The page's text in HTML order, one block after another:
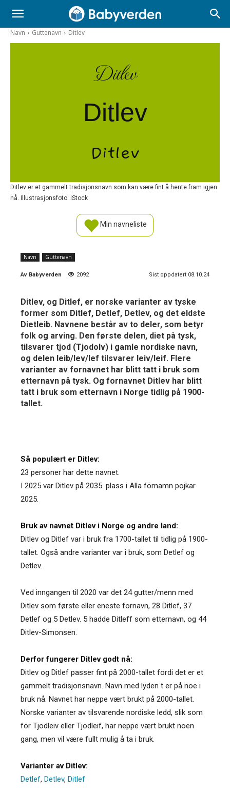
Navn Guttenavn Ditlev
Ditlev
Ditlev
Ditlev
Ditlev er et gammelt tradisjonsnavn som kan være fint å hente fram igjen
nå. Illustrasjonsfoto: iStock
Min navneliste
Navn Guttenavn
Av Babyverden 2092 Sist oppdatert 08.10.24
Ditlev, og Ditlef, er norske varianter av tyske
former som Ditlef, Detlef, Detlev, og det eldste
Dietleib. Navnene består av to deler, som betyr
folk og arving. Den første delen, diet på tysk,
tilsvarer tjod (Tjodolv) i gamle nordiske navn,
og delen leib/lev/lef tilsvarer leiv/leif. Flere
varianter av fornavnet har blitt tatt i bruk som
etternavn på tysk. Og fornavnet Ditlev har blitt
tatt i bruk som etternavn i Norge tidlig på 1900-
tallet.
Så populært er Ditlev:
23 personer har dette navnet.
I 2025 var Ditlev på 2035. plass i Alla förnamn pojkar
2025.
Bruk av navnet Ditlev i Norge og andre land:
Ditlev og Ditlef var i bruk fra 1700-tallet til tidlig på 1900-
tallet. Også andre varianter var i bruk, som Detlef og
Detlev.
Ved inngangen til 2020 var det 24 gutter/menn med
Ditlev som første eller eneste fornavn, 28 Ditlef, 37
Detlef og 5 Detlev. 5 hadde Ditleff som etternavn, og 44
Ditlev-Simonsen.
Derfor fungerer Ditlev godt nå:
Ditlev og Ditlef passer fint på 2000-tallet fordi det er et
gammelt tradisjonsnavn. Navn med lyden t er på noe i
bruk nå. Navnet har neppe vært brukt på 2000-tallet.
Norske varianter av tilsvarende nordiske ledd, slik som
for Tjodleiv eller Tjodleif, har neppe vært brukt noen
gang, men vil være fullt mulig å ta i bruk.
Varianter av Ditlev:
Detlef, Detlev, Ditlef